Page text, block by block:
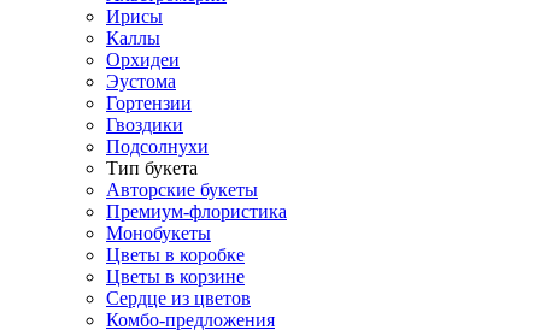
Ирисы
Каллы
Орхидеи
Эустома
Гортензии
Гвоздики
Подсолнухи
Тип букета
Авторские букеты
Премиум-флористика
Монобукеты
Цветы в коробке
Цветы в корзине
Сердце из цветов
Комбо-предложения